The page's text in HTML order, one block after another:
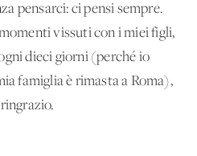
pensarci: ci pensi sempre.
vissuti con i miei figli,
dieci giorni (perché io
famiglia è rimasta a Roma),